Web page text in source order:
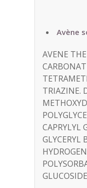
Avène
AVENE
TRIAZINE.
CAPRYLYL
GLYCERYL